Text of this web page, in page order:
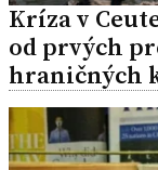
Kríza v
od prvých
hraničných